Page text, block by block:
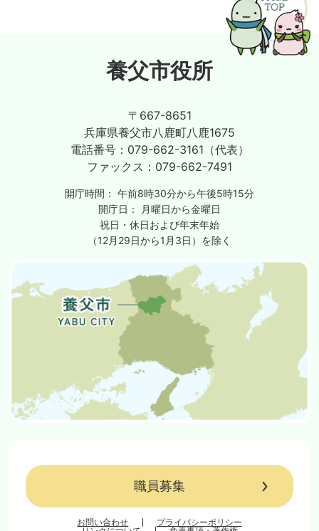
養父市役所
〒667-8651
兵庫県養父市八鹿町八鹿1675
電話番号： 079-662-3161（代表）
ファックス： 079-662-7491
開庁時間： 午前8時30分から午後5時15分
開庁日：
月曜日から金曜日
祝日・休日および年末年始
（12月29日から1月3日）を除く
職員募集
お問い合わせ
プライバシーポリシー